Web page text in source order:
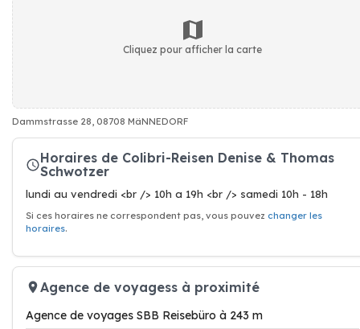
Cliquez pour afficher la carte
Dammstrasse 28, 08708 MäNNEDORF
Horaires de Colibri-Reisen Denise & Thomas
Schwotzer
lundi au vendredi <br /> 10h a 19h <br /> samedi 10h - 18h
Si ces horaires ne correspondent pas, vous pouvez changer les
horaires.
Agence de voyagess à proximité
Agence de voyages SBB Reisebüro à 243 m